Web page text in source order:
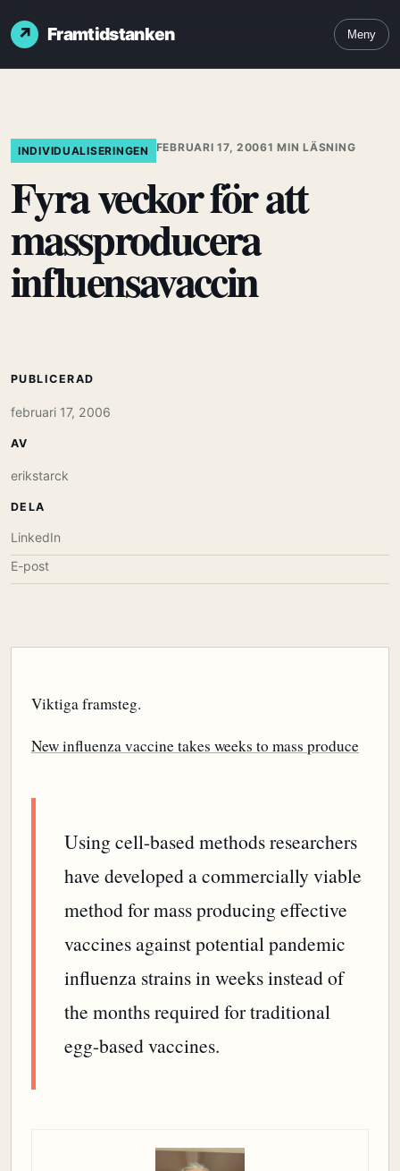
Framtidstanken Meny
INDIVIDUALISERINGEN FEBRUARI 17, 20061 MIN LÄSNING
Fyra veckor för att
massproducera
influensavaccin
Viktiga framsteg.
New influenza vaccine takes weeks to mass produce
Using cell-based methods researchers
have developed a commercially viable
method for mass producing effective
vaccines against potential pandemic
influenza strains in weeks instead of
the months required for traditional
egg-based vaccines.
PUBLICERAD
februari 17, 2006
AV
erikstarck
DELA
LinkedIn
E-post